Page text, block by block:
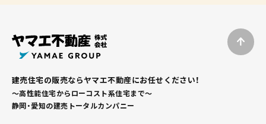
建売住宅の販売ならヤマエ不動産にお任せください！
～高性能住宅からローコスト系住宅まで～
静岡・愛知の建売トータルカンパニー